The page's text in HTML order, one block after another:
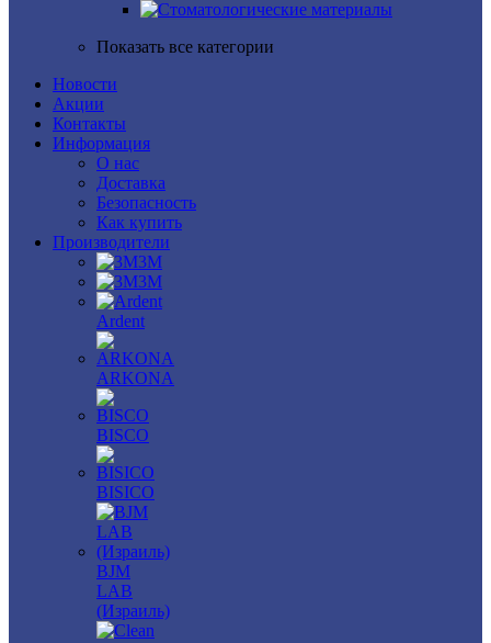
Показать все категории
Новости
Акции
Контакты
Информация
О нас
Доставка
Безопасность
Как купить
Производители
3M
3М
Ardent
ARKONA
BISCO
BISICO
BJM
LAB
(Израиль)